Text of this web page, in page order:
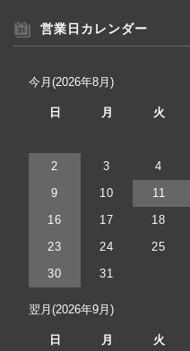
営業日カレンダー
今月(2026年8月)
日 月 火
2
3 4
9
10 11
16
17 18
23
24 25
30
31
翌月(2026年9月)
日 月 火